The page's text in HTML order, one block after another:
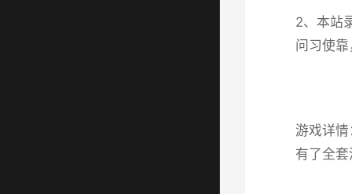
2、本站
问习使
游戏详
有了全